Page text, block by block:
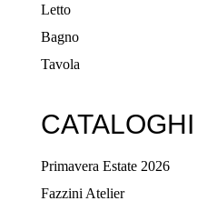
Letto
Bagno
Tavola
CATALOGHI
Primavera Estate 2026
Fazzini Atelier